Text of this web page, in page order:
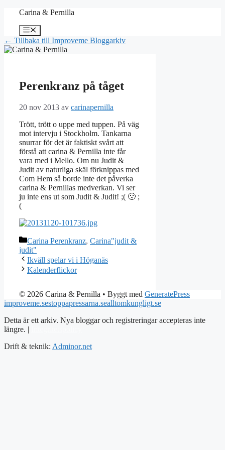
Hoppa
innehåll
Carina & Pernilla
Meny
← Tillbaka till Improveme Bloggarkiv
Perenkranz på tåget
20 nov 2013 av carinapernilla
Trött, trött o uppe med tuppen. På väg
mot intervju i Stockholm. Tankarna
snurrar för det är faktiskt svårt att
förstå att carina & Pernilla inte får
vara med i Mello. Om nu Judit &
Judit av naturliga skäl förknippas med
Com Hem så borde inte det påverka
carina & Pernillas medverkan. Vi ser
ju inte ens ut som Judit & Judit! ;( 🙁 ;
(
Kategorier
Carina Perenkranz, Carina"judit &
judit"
Ikväll spelar vi i Höganäs
Kalenderflickor
© 2026 Carina & Pernilla • Byggt med GeneratePress
improveme.sestoppapressarna.sealltomkungligt.se
Detta är ett arkiv. Nya bloggar och registreringar accepteras inte
längre. |
Drift & teknik: Adminor.net